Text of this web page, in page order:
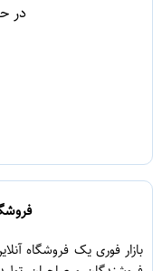
در
بازار فوری یک فروشگاه